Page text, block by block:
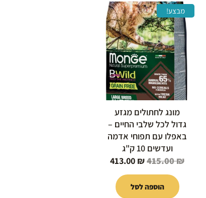
מבצע!
מונג לחתולים מגזע
גדול לכל שלבי החיים –
באפלו עם תפוחי אדמה
ועדשים 10 ק"ג
415.00₪
המחיר
המקורי
היה:
415.00 ₪.
413.00 ₪
המחיר
הנוכחי
הוא:
413.00 ₪.
הוספה לסל